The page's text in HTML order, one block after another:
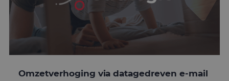
Omzetverhoging via datagedreven e-mail